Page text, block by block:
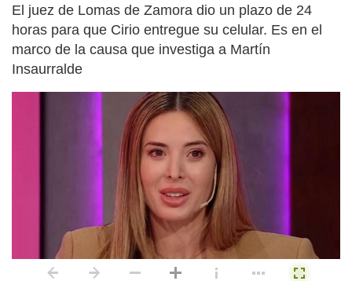
El juez de Lomas de Zamora dio un plazo de 24
horas para que Cirio entregue su celular. Es en el
marco de la causa que investiga a Martín
Insaurralde